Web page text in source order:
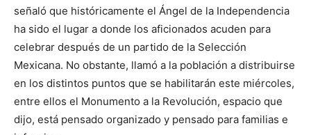
señaló que históricamente el Ángel de la Independencia
ha sido el lugar a donde los aficionados acuden para
celebrar después de un partido de la Selección
Mexicana. No obstante, llamó a la población a distribuirse
en los distintos puntos que se habilitarán este miércoles,
entre ellos el Monumento a la Revolución, espacio que
dijo, está pensado organizado y pensado para familias e